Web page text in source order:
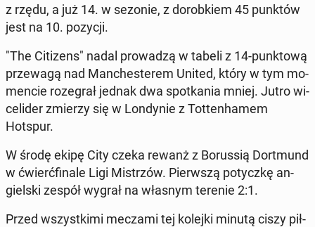
z rzędu, a już 14. w sezonie, z do­rob­kiem 45 punktów
jest na 10. pozycji.
"The Ci­ti­zens" nadal pro­wa­dzą w tabeli z 14-punk­to­wą
prze­wa­gą nad Man­che­ste­rem United, który w tym mo­
men­cie ro­ze­grał jednak dwa spo­tka­nia mniej. Jutro wi­
ce­li­der zmierzy się w Lon­dy­nie z Tot­ten­ha­mem
Hotspur.
W środę ekipę City czeka rewanż z Bo­rus­sią Do­rt­mund
w ćwierć­fi­na­le Ligi Mi­strzów. Pierw­szą po­tycz­kę an­
giel­ski zespół wygrał na własnym terenie 2:1.
Przed wszyst­ki­mi meczami tej kolejki minutą ciszy pił­